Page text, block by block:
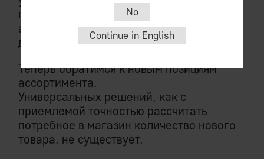
простых как по смыслу, так и
алгоритмически, но 100% специфичных
для отраслевых условий.
Теперь обратимся к новым позициям
ассортимента.
Универсальных решений, как с
приемлемой точностью рассчитать
потребное в магазин количество нового
товара, не существует.
No
Continue in English